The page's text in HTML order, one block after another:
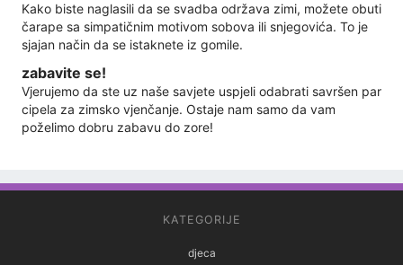
Kako biste naglasili da se svadba održava zimi, možete obuti
čarape sa simpatičnim motivom sobova ili snjegovića. To je
sjajan način da se istaknete iz gomile.
zabavite se!
Vjerujemo da ste uz naše savjete uspjeli odabrati savršen par
cipela za zimsko vjenčanje. Ostaje nam samo da vam
poželimo dobru zabavu do zore!
KATEGORIJE
djeca